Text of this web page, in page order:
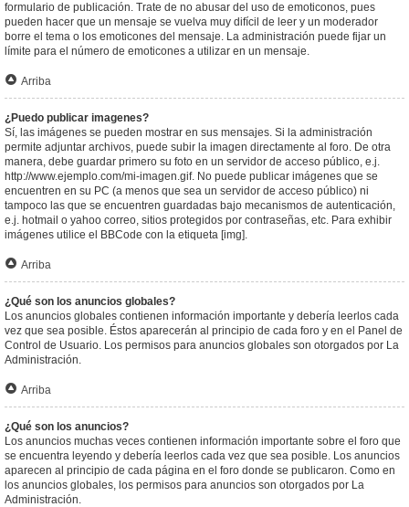
formulario de publicación. Trate de no abusar del uso de emoticonos, pues
pueden hacer que un mensaje se vuelva muy difícil de leer y un moderador
borre el tema o los emoticones del mensaje. La administración puede fijar un
límite para el número de emoticones a utilizar en un mensaje.
Arriba
¿Puedo publicar imagenes?
Sí, las imágenes se pueden mostrar en sus mensajes. Si la administración
permite adjuntar archivos, puede subir la imagen directamente al foro. De otra
manera, debe guardar primero su foto en un servidor de acceso público, e.j.
http://www.ejemplo.com/mi-imagen.gif. No puede publicar imágenes que se
encuentren en su PC (a menos que sea un servidor de acceso público) ni
tampoco las que se encuentren guardadas bajo mecanismos de autenticación,
e.j. hotmail o yahoo correo, sitios protegidos por contraseñas, etc. Para exhibir
imágenes utilice el BBCode con la etiqueta [img].
Arriba
¿Qué son los anuncios globales?
Los anuncios globales contienen información importante y debería leerlos cada
vez que sea posible. Éstos aparecerán al principio de cada foro y en el Panel de
Control de Usuario. Los permisos para anuncios globales son otorgados por La
Administración.
Arriba
¿Qué son los anuncios?
Los anuncios muchas veces contienen información importante sobre el foro que
se encuentra leyendo y debería leerlos cada vez que sea posible. Los anuncios
aparecen al principio de cada página en el foro donde se publicaron. Como en
los anuncios globales, los permisos para anuncios son otorgados por La
Administración.